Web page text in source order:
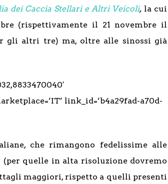
dei Caccia Stellari e Altri Veicoli, la cui
(rispettivamente il 21 novembre il
gli altri tre) ma, oltre alle sinossi già
link_id=’b4a29fad-a70d-
che rimangono fedelissime alle
quelle in alta risoluzione dovremo
maggiori, rispetto a quelli presenti